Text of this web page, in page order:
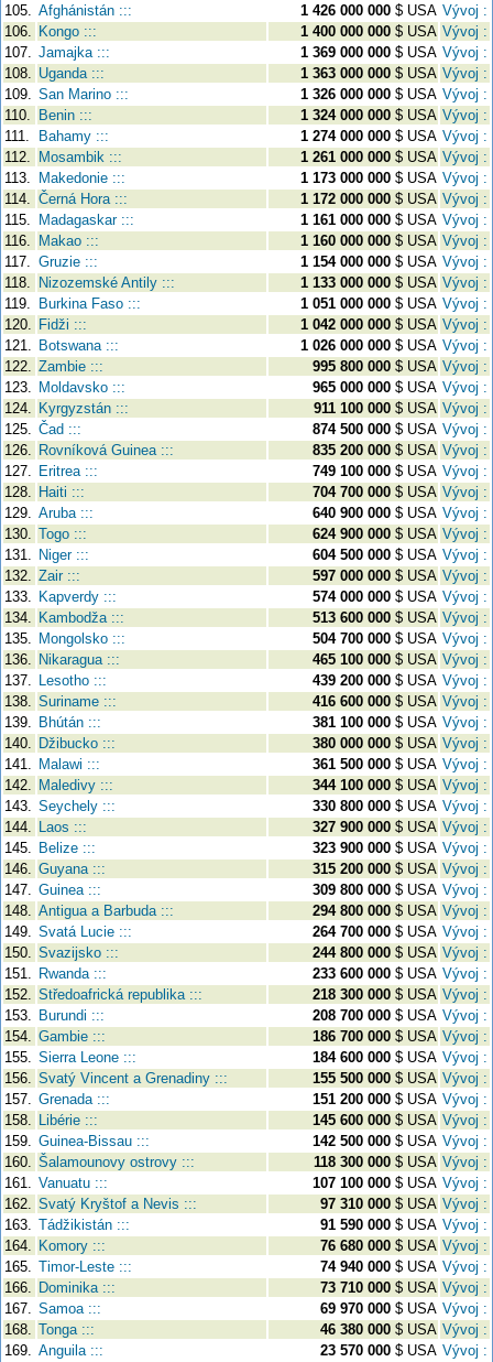
105. Afghánistán ::: 1 426 000 000 $ USA Vývoj :
106. Kongo ::: 1 400 000 000 $ USA Vývoj :
107. Jamajka ::: 1 369 000 000 $ USA Vývoj :
108. Uganda ::: 1 363 000 000 $ USA Vývoj :
109. San Marino ::: 1 326 000 000 $ USA Vývoj :
110.
Benin ::: 1 324 000 000 $ USA Vývoj :
111.
Bahamy ::: 1 274 000 000 $ USA Vývoj :
112.
Mosambik ::: 1 261 000 000 $ USA Vývoj :
113.
Makedonie ::: 1 173 000 000 $ USA Vývoj :
114. Černá Hora ::: 1 172 000 000 $ USA Vývoj :
115.
Madagaskar ::: 1 161 000 000 $ USA Vývoj :
116.
Makao ::: 1 160 000 000 $ USA Vývoj :
117. Gruzie ::: 1 154 000 000 $ USA Vývoj :
118.
Nizozemské Antily ::: 1 133 000 000 $ USA Vývoj :
119.
Burkina Faso ::: 1 051 000 000 $ USA Vývoj :
120. Fidži ::: 1 042 000 000 $ USA Vývoj :
121. Botswana ::: 1 026 000 000 $ USA Vývoj :
122. Zambie ::: 995 800 000 $ USA Vývoj :
123. Moldavsko ::: 965 000 000 $ USA Vývoj :
124. Kyrgyzstán ::: 911 100 000 $ USA Vývoj :
125. Čad ::: 874 500 000 $ USA Vývoj :
126. Rovníková Guinea ::: 835 200 000 $ USA Vývoj :
127. Eritrea ::: 749 100 000 $ USA Vývoj :
128. Haiti ::: 704 700 000 $ USA Vývoj :
129. Aruba ::: 640 900 000 $ USA Vývoj :
130. Togo ::: 624 900 000 $ USA Vývoj :
131. Niger ::: 604 500 000 $ USA Vývoj :
132. Zair ::: 597 000 000 $ USA Vývoj :
133. Kapverdy ::: 574 000 000 $ USA Vývoj :
134. Kambodža ::: 513 600 000 $ USA Vývoj :
135. Mongolsko ::: 504 700 000 $ USA Vývoj :
136. Nikaragua ::: 465 100 000 $ USA Vývoj :
137. Lesotho ::: 439 200 000 $ USA Vývoj :
138. Suriname ::: 416 600 000 $ USA Vývoj :
139. Bhútán ::: 381 100 000 $ USA Vývoj :
140. Džibucko ::: 380 000 000 $ USA Vývoj :
141. Malawi ::: 361 500 000 $ USA Vývoj :
142. Maledivy ::: 344 100 000 $ USA Vývoj :
143. Seychely ::: 330 800 000 $ USA Vývoj :
144. Laos ::: 327 900 000 $ USA Vývoj :
145. Belize ::: 323 900 000 $ USA Vývoj :
146. Guyana ::: 315 200 000 $ USA Vývoj :
147. Guinea ::: 309 800 000 $ USA Vývoj :
148. Antigua a Barbuda ::: 294 800 000 $ USA Vývoj :
149. Svatá Lucie ::: 264 700 000 $ USA Vývoj :
150. Svazijsko ::: 244 800 000 $ USA Vývoj :
151. Rwanda ::: 233 600 000 $ USA Vývoj :
152. Středoafrická republika ::: 218 300 000 $ USA Vývoj :
153. Burundi ::: 208 700 000 $ USA Vývoj :
154. Gambie ::: 186 700 000 $ USA Vývoj :
155. Sierra Leone ::: 184 600 000 $ USA Vývoj :
156. Svatý Vincent a Grenadiny ::: 155 500 000 $ USA Vývoj :
157. Grenada ::: 151 200 000 $ USA Vývoj :
158. Libérie ::: 145 600 000 $ USA Vývoj :
159. Guinea-Bissau ::: 142 500 000 $ USA Vývoj :
160. Šalamounovy ostrovy ::: 118 300 000 $ USA Vývoj :
161. Vanuatu ::: 107 100 000 $ USA Vývoj :
162. Svatý Kryštof a Nevis ::: 97 310 000 $ USA Vývoj :
163. Tádžikistán ::: 91 590 000 $ USA Vývoj :
164. Komory ::: 76 680 000 $ USA Vývoj :
165. Timor-Leste ::: 74 940 000 $ USA Vývoj :
166. Dominika ::: 73 710 000 $ USA Vývoj :
167. Samoa ::: 69 970 000 $ USA Vývoj :
168. Tonga ::: 46 380 000 $ USA Vývoj :
169. Anguila ::: 23 570 000 $ USA Vývoj :